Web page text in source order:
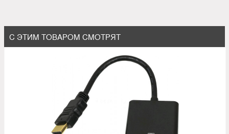
С ЭТИМ ТОВАРОМ СМОТРЯТ